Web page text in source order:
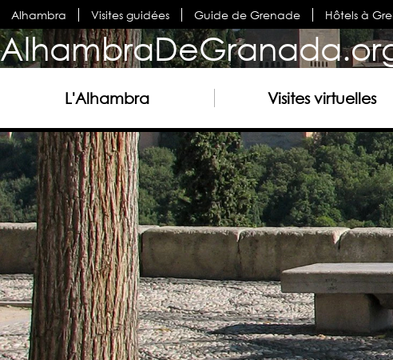
Alhambra Visites guidées Guide de Grenade Hôtels à
L'Alhambra Visites virtuelles